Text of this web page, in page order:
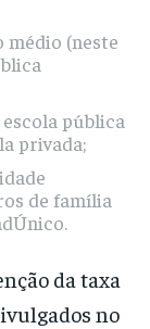
médio (neste
pública
privada;
de família
da taxa
no